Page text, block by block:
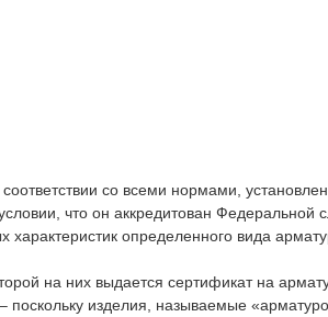
со всеми нормами,
что он аккредитован Федеральной
характеристик определенного вида
на них выдается сертификат на
поскольку изделия, называемые